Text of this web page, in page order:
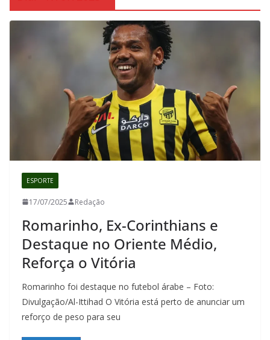
ESPORTE
17/07/2025 Redação
Romarinho, Ex-Corinthians e
Destaque no Oriente Médio,
Reforça o Vitória
Romarinho foi destaque no futebol árabe – Foto:
Divulgação/Al-Ittihad O Vitória está perto de anunciar um
reforço de peso para seu